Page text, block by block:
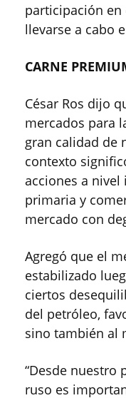
participación en
llevarse a cabo
CARNE
César Ros dijo
mercados para
gran calidad de
contexto
acciones a
primaria y
mercado con
Agregó que el
estabilizado
ciertos
del petróleo,
sino también al
“Desde nuestro
ruso es